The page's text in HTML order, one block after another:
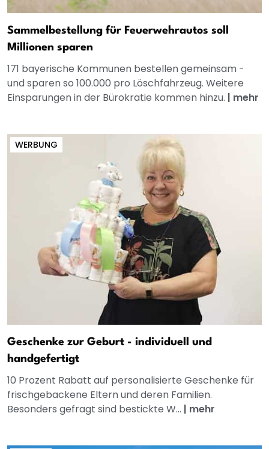
Sammelbestellung für Feuerwehrautos soll
Millionen sparen
171 bayerische Kommunen bestellen gemeinsam -
und sparen so 100.000 pro Löschfahrzeug. Weitere
Einsparungen in der Bürokratie kommen hinzu. | mehr
WERBUNG
Geschenke zur Geburt - individuell und
handgefertigt
10 Prozent Rabatt auf personalisierte Geschenke für
frischgebackene Eltern und deren Familien.
Besonders gefragt sind bestickte W... | mehr